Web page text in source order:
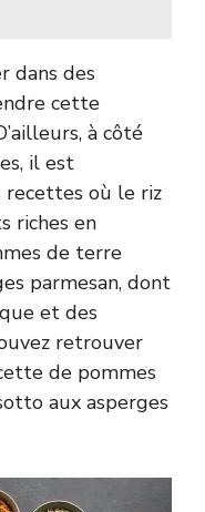
dans des
cette
à côté
il est
recettes où le riz
riches en
de terre
parmesan, dont
et des
retrouver
de pommes
aux asperges